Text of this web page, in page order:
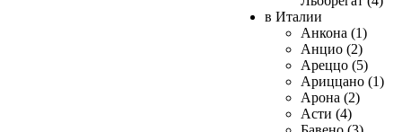
в Италии
Анкона (1)
Анцио (2)
Ареццо (5)
Ариццано (1)
Арона (2)
Асти (4)